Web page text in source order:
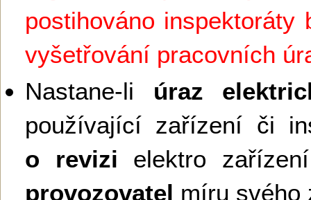
postihováno
vyšetřování pracovních
Nastane-li úraz
používající zařízení či
o revizi elektro
provozovatel míru svého